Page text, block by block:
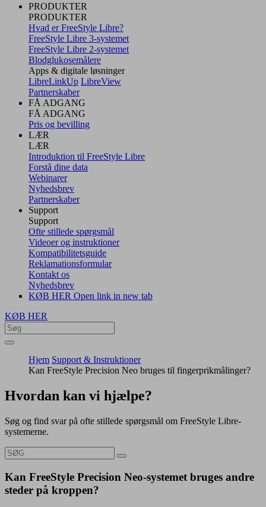
PRODUKTER
PRODUKTER
Hvad er FreeStyle Libre?
FreeStyle Libre 3-systemet
FreeStyle Libre 2-systemet
Blodglukosemålere
Apps & digitale løsninger
LibreLinkUp LibreView
Partnerskaber
FÅ ADGANG
FÅ ADGANG
Pris og bevilling
LÆR
LÆR
Introduktion til FreeStyle Libre
Forstå dine data
Webinarer
Nyhedsbrev
Partnerskaber
Support
Support
Ofte stillede spørgsmål
Videoer og instruktioner
Kompatibilitetsguide
Reklamationsformular
Kontakt os
Nyhedsbrev
KØB HER Open link in new tab
KØB HER
Hjem Support & Instruktioner
Kan FreeStyle Precision Neo bruges til fingerprikmålinger?
Hvordan kan vi hjælpe?
Søg og find svar på ofte stillede spørgsmål om FreeStyle Libre-
systemerne.
Kan FreeStyle Precision Neo-systemet bruges andre
steder på kroppen?